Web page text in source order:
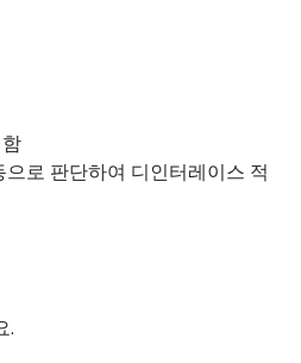
로 판단하여 디인터레이스 적
.